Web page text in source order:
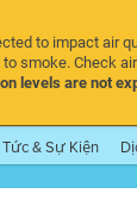
to impact air
smoke. Check
levels are not
Tức & Sự Kiện